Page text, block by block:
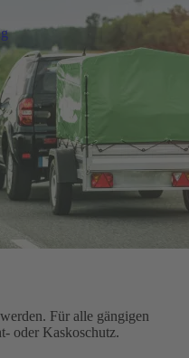
Für alle gängigen
oder Kaskoschutz.